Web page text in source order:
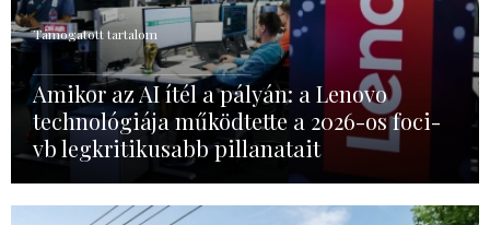
Támogatott tartalom
Amikor az AI ítél a pályán: a Lenovo
technológiája működtette a 2026-os foci-
vb legkritikusabb pillanatait